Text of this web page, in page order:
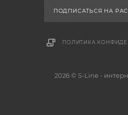
ПОДПИСАТЬСЯ НА
ПОЛИТИКА
2026 © S-Line -